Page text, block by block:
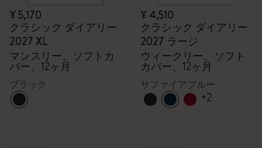
¥ 5,170
クラシック ダイアリー
2027 XL
マンスリー、ソフトカ
バー、12ヶ月
ブラック
¥ 4,510
クラシック ダイアリー
2027 ラージ
ウィークリー、ソフト
カバー、12ヶ月
サファイアブルー
+2